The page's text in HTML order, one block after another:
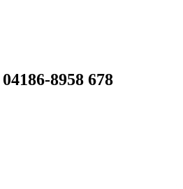
4186-8958 678